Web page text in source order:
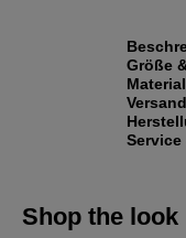
Größe
Shop the look